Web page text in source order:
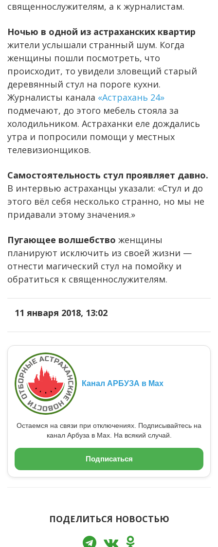
священнослужителям, а к журналистам.
Ночью в одной из астраханских квартир
жители услышали странный шум. Когда
женщины пошли посмотреть, что
происходит, то увидели зловещий старый
деревянный стул на пороге кухни.
Журналисты канала «Астрахань 24»
подмечают, до этого мебель стояла за
холодильником. Астраханки еле дождались
утра и попросили помощи у местных
телевизионщиков.
Самостоятельность стул проявляет давно.
В интервью астраханцы указали: «Стул и до
этого вёл себя несколько странно, но мы не
придавали этому значения.»
Пугающее волшебство женщины
планируют исключить из своей жизни —
отнести магический стул на помойку и
обратиться к священнослужителям.
11 января 2018, 13:02
Канал АРБУЗА в Max
Остаемся на связи при отключениях. Подписывайтесь на
канал Арбуза в Max. На всякий случай.
Подписаться
ПОДЕЛИТЬСЯ НОВОСТЬЮ